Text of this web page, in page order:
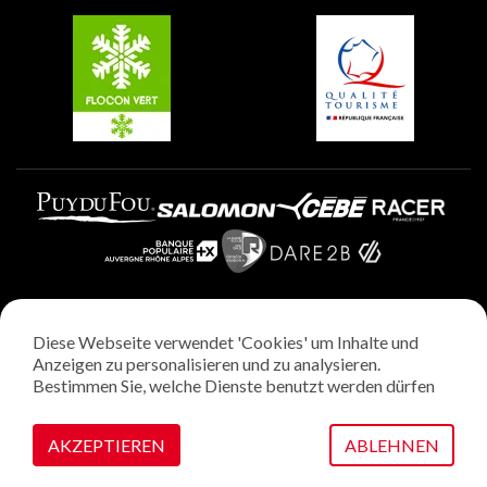
Plagne Villages
Plagne Aime 2000
Rechtliche Hinweise
Datenschutzrichtlinie
Verwaltung von Cookies
Diese Webseite verwendet 'Cookies' um Inhalte und
Anzeigen zu personalisieren und zu analysieren.
Bestimmen Sie, welche Dienste benutzt werden dürfen
AKZEPTIEREN ABLEHNEN